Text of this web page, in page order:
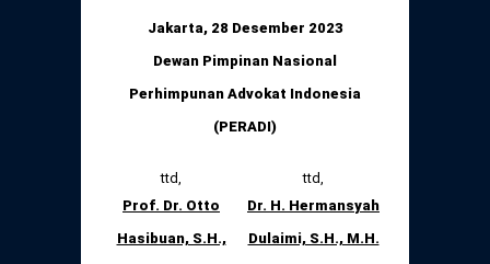
Jakarta, 28 Desember 2023
Dewan Pimpinan Nasional
Perhimpunan Advokat Indonesia
(PERADI)
ttd,
ttd,
Prof. Dr. Otto
Hasibuan, S.H.,
Dr. H. Hermansyah
Dulaimi, S.H., M.H.